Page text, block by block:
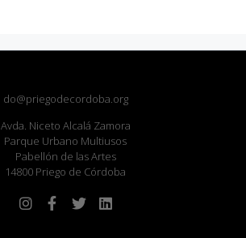
do@priegodecordoba.org
Avda. Niceto Alcalá Zamora
Parque Urbano Multiusos
Pabellón de las Artes
14800 Priego de Córdoba